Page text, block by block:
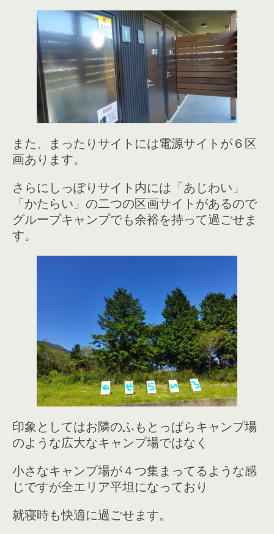
また、まったりサイトには電源サイトが６区
画あります。
さらにしっぽりサイト内には「あじわい」
「かたらい」の二つの区画サイトがあるので
グループキャンプでも余裕を持って過ごせま
す。
印象としてはお隣のふもとっぱらキャンプ場
のような広大なキャンプ場ではなく
小さなキャンプ場が４つ集まってるような感
じですが全エリア平坦になっており
就寝時も快適に過ごせます。